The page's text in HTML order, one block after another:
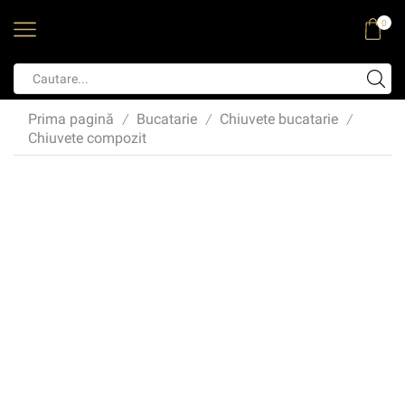
0
Prima pagină / Bucatarie / Chiuvete bucatarie /
Chiuvete compozit